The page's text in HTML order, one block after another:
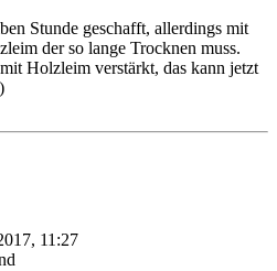
Stunde geschafft, allerdings mit
der so lange Trocknen muss.
Holzleim verstärkt, das kann jetzt
11:27